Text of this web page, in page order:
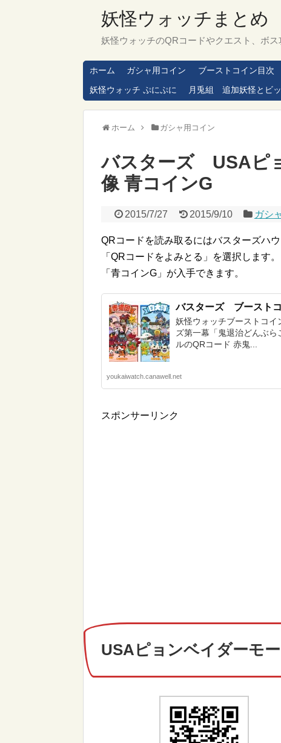
妖怪ウォッチまとめ
妖怪ウォッチのQRコードやクエスト、ボス
ホーム ガシャ用コイン ブーストコイン目次
妖怪ウォッチ ぷにぷに
月兎組 追加妖怪とビ
ホーム ガシャ用コイン
バスターズ USAピ
像 青コインG
2015/7/27 2015/9/10 ガシ
QRコードを読み取るにはバスターズハ
「QRコードをよみとる」を選択します。
「青コインG」が入手できます。
バスターズ ブースト
妖怪ウォッチブーストコ
ズ第一幕「鬼退治どんぶ
ルのQRコード 赤鬼...
youkaiwatch.canawell.net
スポンサーリンク
USAピョンベイダーモ